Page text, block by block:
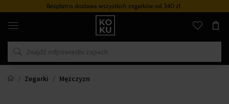
Bezpłatna dostawa wszystkich zegarkówod 340 zł
Oryginalne
perfumy
zegarki
w
miejscu
Zegarki
Mężczyzn